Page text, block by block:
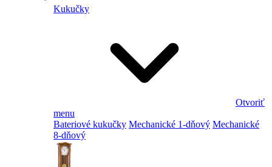
Kukučky
Otvoriť
menu
Bateriové kukučky Mechanické 1-dňový Mechanické
8-dňový